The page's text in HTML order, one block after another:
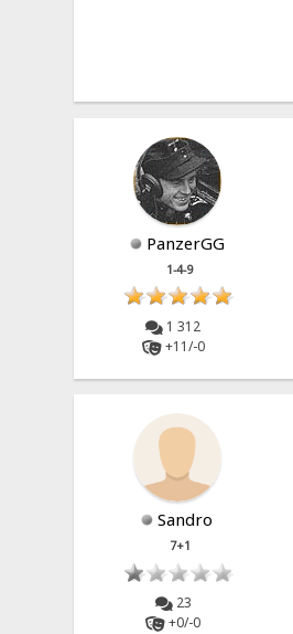
PanzerGG
1-4-9
1 312
+11/-0
Sandro
7+1
23
+0/-0